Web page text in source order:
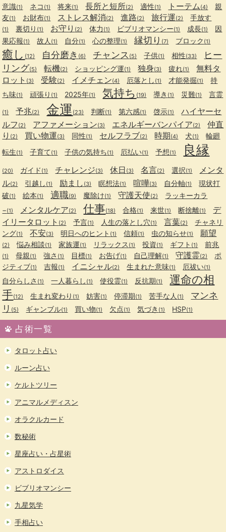
意識(1) ネコ (1) 将来(1) 長所と短所(2) 適性(1) トーテム (4)
親
友(1) お財布(1) ストレス解消(2) 進路(2) 旅行運(2) 手放す
(1) 裏切り (1) お守り (2) 体力 (1) ビブリオマンシー(1) 成長(1)
因
果応報(1) 故人 (1) 自分(1) 心の整理(1) 縁切り (7) ブロック (1)
癒し (12) 自分磨き (6) チャンス (5) 子供(1) 相性(33)
ヒー
リング(5) 転機(2) ショッピング運(1) 独身(3) 疲れ(1)
無料タ
ロット (3) 受験(2) イメチェン(4) 厄落とし (1) 才能発掘(1)
持
ち味(1) 頑張り (1) 2025年(1) 気持ち (19) 導き (1) 災難(1) 言霊
(1) 予兆(2) 金運 (23) 判断(1) 第六感(1) 啓示(1)
ハイヤーセ
ルフ (2) アファメーション(3) エネルギーバンパイア(2)
仲直
り (2) 買い物運(3) 同性(1) セルフラブ(2) 時期(4) 犬(1)
輪廻
転生(1) 子育て(1) 子供の気持ち(1) 厄払い(1) 予想(1) 良縁
(20) ガイド (1) チャレンジ(3) 休日 (3) 名言(2) 選択(1)
メンタ
ル(2) 引越し (1) 励まし (3) 瞑想法(1) 喧嘩(3) 自分軸(1)
現状打
破(1) 絵本(1) 適職(9) 魔除け(1) 守護天使(2)
ラッキーカラ
−(1) メンタルケア(2) 仕事(18) 合格(1) 来世(1) 断捨離(1)
デ
イリータロット (2) 予言(1) 人生の落とし穴(1) 言葉(2)
チャネリ
ング(1) 不安(3) 明日へのヒント (1) 信頼(1) 虫の知らせ(1) 願望
(2) 悩み相談(1) 家族運(1) リラックス (1) 投資(1) ギフト (1) 前兆
(1) 母親(1) 強さ (1) 目標(1) お告げ(1) 自己理解(1) 守護霊(2)
ポ
ジティブ(1) 吉報(1) イニシャル(2) 生まれた意味(1) 厄祓い(1)
自分らしさ (1) 一人暮らし (1) 使役霊(1) 反抗期(1)
運命の相
手(12) 生まれ変わり (1) 妨害(1) 停滞期(1) 苦手な人 (1)
マンネ
リ (5) ギャンブル(1) 買い物(1) 欠点(1) 気づき (1) HSP(1)
占術一覧
タロット占い
ルーン占い
ケルトツリー
アニマルメディスン
オラクルカード
数秘術
星座占い・占星術
アストロダイス
ビブリオマンシー
九星気学
手相占い